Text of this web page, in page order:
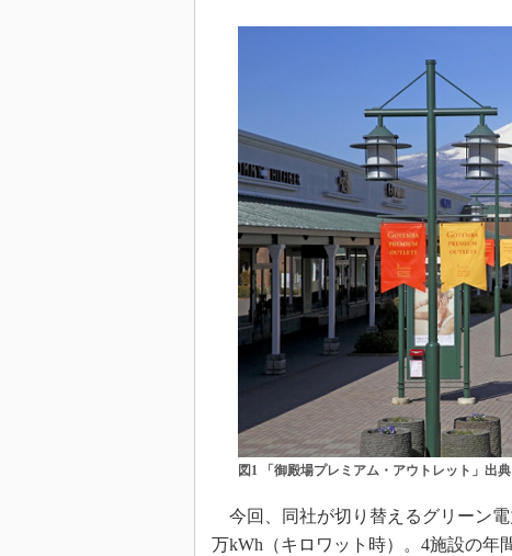
図1 「御殿場プレミアム・アウトレット」出
今回、同社が切り替えるグリーン
万kWh（キロワット時）。4施設の年